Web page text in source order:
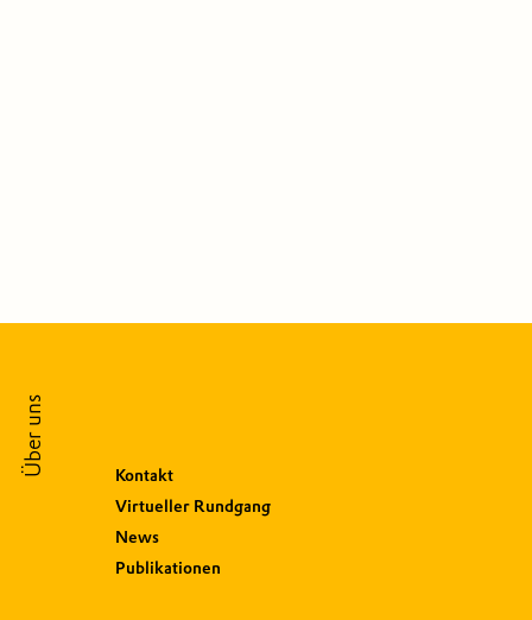
Über uns
Kontakt
Virtueller Rundgang
News
Publikationen